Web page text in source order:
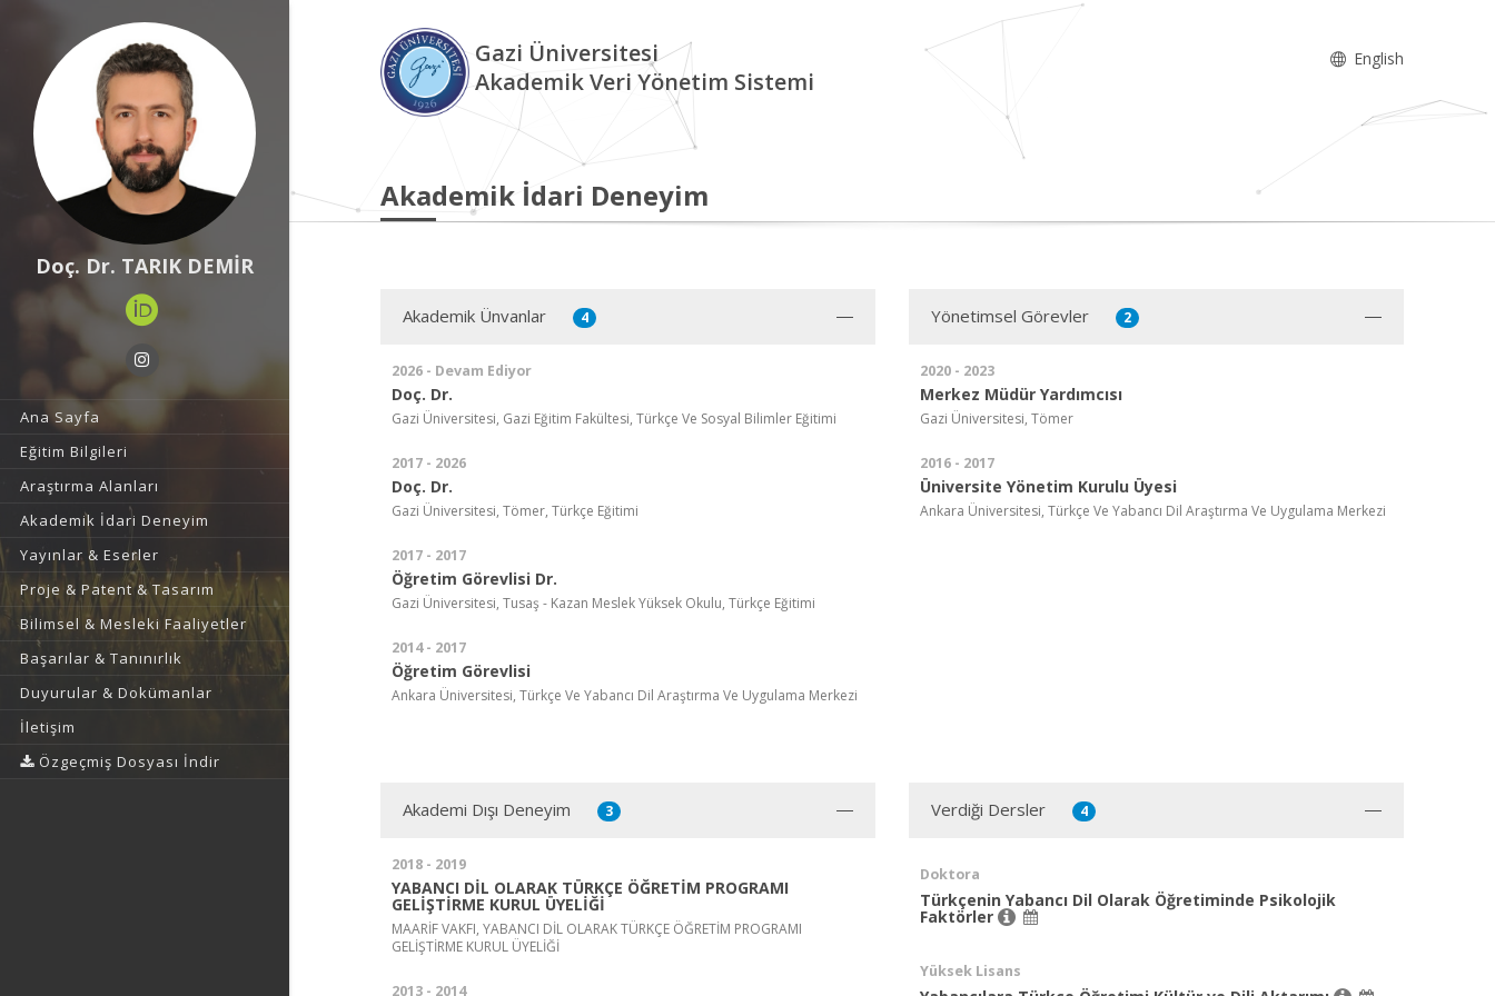
Doç. Dr. TARIK DEMİR
Ana Sayfa
Eğitim Bilgileri
Araştırma Alanları
Akademik İdari Deneyim
Yayınlar & Eserler
Proje & Patent & Tasarım
Bilimsel & Mesleki Faaliyetler
Başarılar & Tanınırlık
Duyurular & Dokümanlar
İletişim
Özgeçmiş Dosyası İndir
Gazi Üniversitesi
Akademik Veri Yönetim Sistemi
English
Akademik İdari Deneyim
Akademik Ünvanlar 4
2026 - Devam Ediyor
Doç. Dr.
Gazi Üniversitesi, Gazi Eğitim Fakültesi, Türkçe Ve Sosyal Bilimler Eğitimi
2017 - 2026
Doç. Dr.
Gazi Üniversitesi, Tömer, Türkçe Eğitimi
2017 - 2017
Öğretim Görevlisi Dr.
Gazi Üniversitesi, Tusaş - Kazan Meslek Yüksek Okulu, Türkçe Eğitimi
2014 - 2017
Öğretim Görevlisi
Ankara Üniversitesi, Türkçe Ve Yabancı Dil Araştırma Ve Uygulama Merkezi
Yönetimsel Görevler 2
2020 - 2023
Merkez Müdür Yardımcısı
Gazi Üniversitesi, Tömer
2016 - 2017
Üniversite Yönetim Kurulu Üyesi
Ankara Üniversitesi, Türkçe Ve Yabancı Dil Araştırma Ve Uygulama Merkezi
Akademi Dışı Deneyim 3
2018 - 2019
YABANCI DİL OLARAK TÜRKÇE ÖĞRETİM PROGRAMI
GELİŞTİRME KURUL ÜYELİĞİ
MAARİF VAKFI, YABANCI DİL OLARAK TÜRKÇE ÖĞRETİM PROGRAMI
GELİŞTİRME KURUL ÜYELİĞİ
2013 - 2014
Verdiği Dersler 4
Doktora
Türkçenin Yabancı Dil Olarak Öğretiminde Psikolojik
Faktörler
Yüksek Lisans